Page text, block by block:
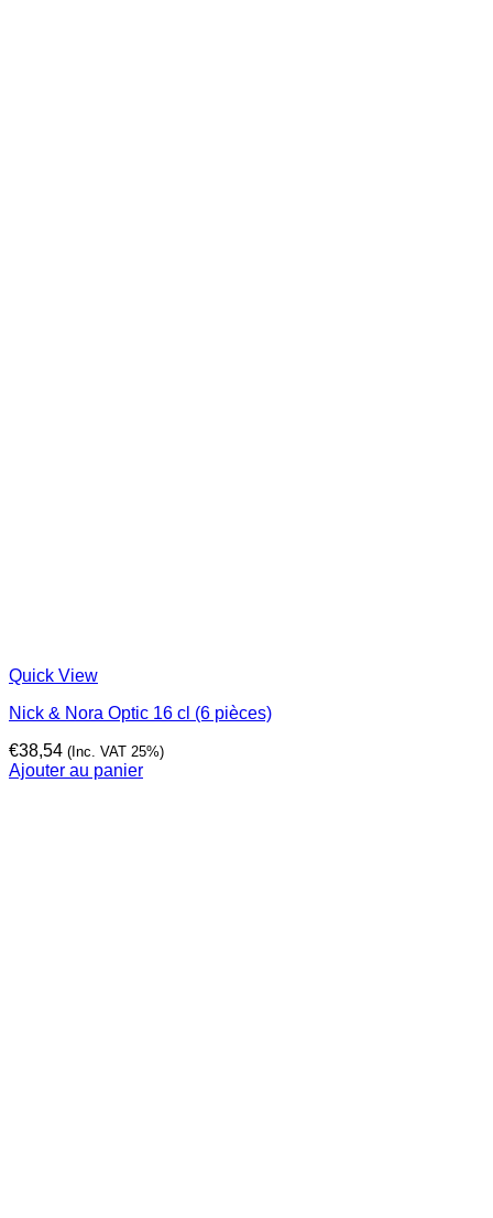
Quick View
Nick & Nora Optic 16 cl (6 pièces)
€38,54 (Inc. VAT 25%)
Ajouter au panier